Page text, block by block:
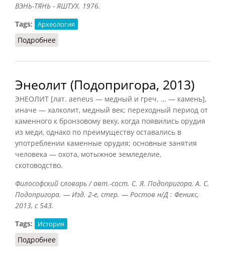
ВЭНЬ-ТЯНЬ - ЯШТУХ. 1976.
Tags:
Археология
Подробнее
Энеолит (Подопригора, 2013)
ЭНЕОЛИТ [лат. aeneus — медный и греч. … — камень],
иначе — халколит, медный век; переходный период от
каменного к бронзовому веку, когда появились орудия
из меди, однако по преимуществу оставались в
употреблении каменные орудия; основные занятия
человека — охота, мотыжное земледелие,
скотоводство.
Философский словарь / авт.-сост. С. Я. Подопригора, А. С.
Подопригора. — Изд. 2-е, стер. — Ростов н/Д : Феникс,
2013, с 543.
Tags:
История
Подробнее